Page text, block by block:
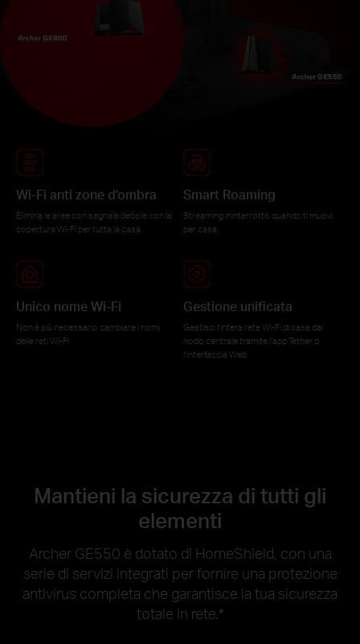
Wi-Fi anti zone d'ombra
Elimina le aree con segnale debole con la
copertura Wi-Fi per tutta la casa.
Smart Roaming
Streaming ininterrotto quando ti muovi
per casa.
Unico nome Wi-Fi
Non è più necessario cambiare i nomi
delle reti Wi-Fi
Gestione unificata
Gestisci l'intera rete Wi-Fi di casa dal
nodo centrale tramite l'app Tether o
l'interfaccia Web
Mantieni la sicurezza di tutti gli
elementi
Archer GE550 è dotato di HomeShield, con una
serie di servizi integrati per fornire una protezione
antivirus completa che garantisce la tua sicurezza
totale in rete. *